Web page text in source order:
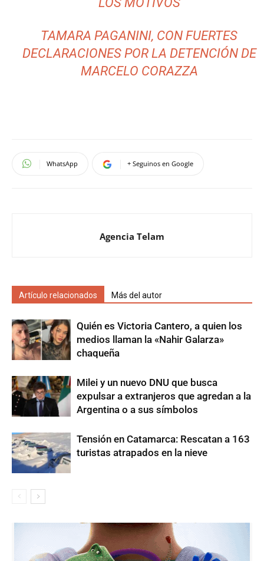
TAMARA PAGANINI, CON FUERTES
DECLARACIONES POR LA DETENCIÓN DE
MARCELO CORAZZA
WhatsApp + Seguinos en Google
Agencia Telam
Artículo relacionados Más del autor
Quién es Victoria Cantero, a quien los
medios llaman la «Nahir Galarza»
chaqueña
Milei y un nuevo DNU que busca
expulsar a extranjeros que agredan a la
Argentina o a sus símbolos
Tensión en Catamarca: Rescatan a 163
turistas atrapados en la nieve